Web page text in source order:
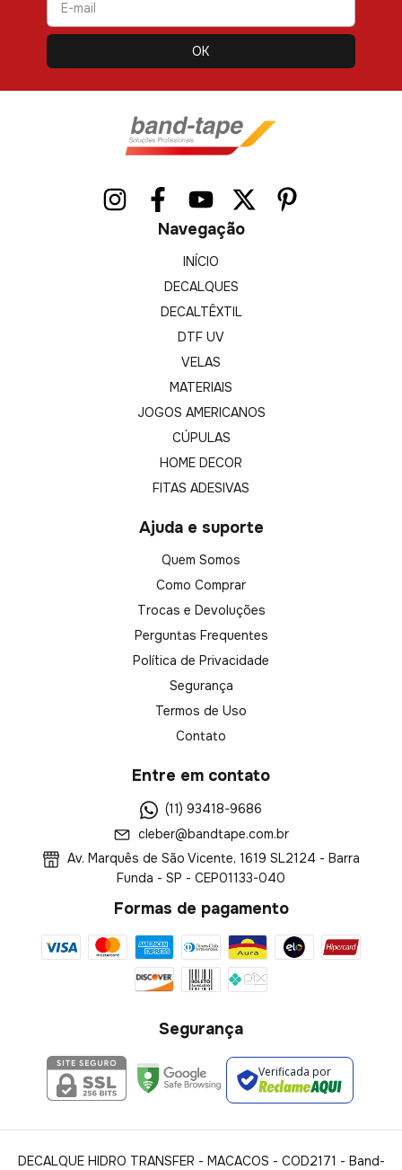
Navegação
INÍCIO
DECALQUES
DECALTÊXTIL
DTF UV
VELAS
MATERIAIS
JOGOS AMERICANOS
CÚPULAS
HOME DECOR
FITAS ADESIVAS
Ajuda e suporte
Quem Somos
Como Comprar
Trocas e Devoluções
Perguntas Frequentes
Política de Privacidade
Segurança
Termos de Uso
Contato
Entre em contato
(11) 93418-9686
cleber@bandtape.com.br
Av. Marquês de São Vicente, 1619 SL2124 - Barra
Funda - SP - CEP01133-040
Formas de pagamento
Segurança
Verificada por
DECALQUE HIDRO TRANSFER - MACACOS - COD2171 - Band-